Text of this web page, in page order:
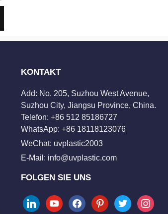
KONTAKT
Add: No. 205, Suzhou West Avenue,
Suzhou City, Jiangsu Province, China.
Telefon: +86 512 85186727
WhatsApp: +86 18118123076
WeChat: uvplastic2003
E-Mail: info@uvplastic.com
FOLGEN SIE UNS
linkedinyoutubefacebookpinteresttwitter instagram